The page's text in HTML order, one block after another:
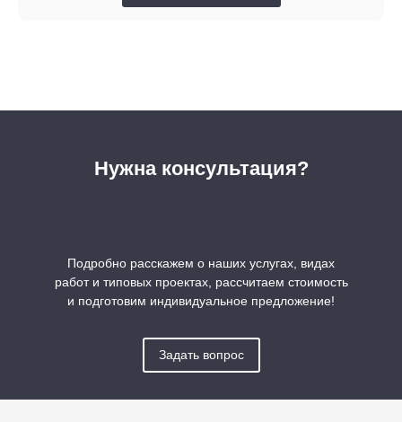
Нужна консультация?
Подробно расскажем о наших услугах, видах
работ и типовых проектах, рассчитаем стоимость
и подготовим индивидуальное предложение!
Задать вопрос